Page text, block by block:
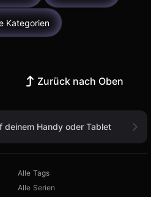
Kategorien
Zurück nach Oben
deinem Handy oder Tablet
Alle Tags
Alle Serien